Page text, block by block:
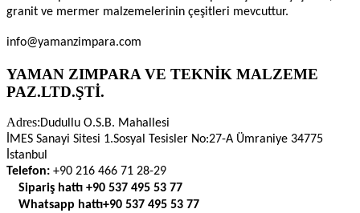
granit ve mermer malzemelerinin çeşitleri mevcuttur.
info@yamanzimpara.com
YAMAN ZIMPARA VE TEKNİK MALZEME
PAZ.LTD.ŞTİ.
Adres:Dudullu O.S.B. Mahallesi
İMES Sanayi Sitesi 1.Sosyal Tesisler No:27-A Ümraniye 34775
İstanbul
Telefon: +90 216 466 71 28-29
Sipariş hattı +90 537 495 53 77
Whatsapp hattı+90 537 495 53 77